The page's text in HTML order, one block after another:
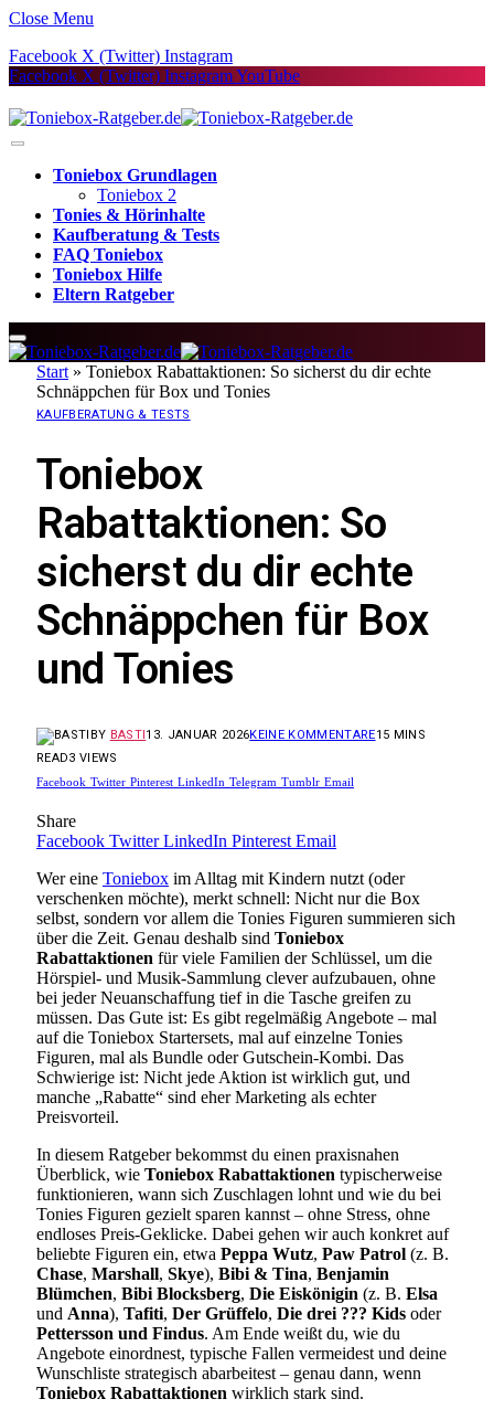
Close Menu
Facebook X (Twitter) Instagram
Facebook X (Twitter) InstagramYouTube
Toniebox Grundlagen
Toniebox 2
Tonies & Hörinhalte
Kaufberatung & Tests
FAQ Toniebox
Toniebox Hilfe
Eltern Ratgeber
Start » Toniebox Rabattaktionen: So sicherst du dir echte
Schnäppchen für Box und Tonies
KAUFBERATUNG & TESTS
Toniebox
Rabattaktionen: So
sicherst du dir echte
Schnäppchen für Box
und Tonies
BY BASTI13. JANUAR 2026KEINE KOMMENTARE15 MINS
READ3 VIEWS
Facebook Twitter Pinterest LinkedIn Telegram Tumblr Email
Share
Facebook Twitter LinkedIn Pinterest Email
Wer eine Toniebox im Alltag mit Kindern nutzt (oder
verschenken möchte), merkt schnell: Nicht nur die Box
selbst, sondern vor allem die Tonies Figuren summieren sich
über die Zeit. Genau deshalb sind Toniebox
Rabattaktionen für viele Familien der Schlüssel, um die
Hörspiel- und Musik-Sammlung clever aufzubauen, ohne
bei jeder Neuanschaffung tief in die Tasche greifen zu
müssen. Das Gute ist: Es gibt regelmäßig Angebote – mal
auf die Toniebox Startersets, mal auf einzelne Tonies
Figuren, mal als Bundle oder Gutschein-Kombi. Das
Schwierige ist: Nicht jede Aktion ist wirklich gut, und
manche „Rabatte“ sind eher Marketing als echter
Preisvorteil.
In diesem Ratgeber bekommst du einen praxisnahen
Überblick, wie Toniebox Rabattaktionen typischerweise
funktionieren, wann sich Zuschlagen lohnt und wie du bei
Tonies Figuren gezielt sparen kannst – ohne Stress, ohne
endloses Preis-Geklicke. Dabei gehen wir auch konkret auf
beliebte Figuren ein, etwa Peppa Wutz, Paw Patrol (z. B.
Chase, Marshall, Skye), Bibi & Tina, Benjamin
Blümchen, Bibi Blocksberg, Die Eiskönigin (z. B. Elsa
und Anna), Tafiti, Der Grüffelo, Die drei ??? Kids oder
Pettersson und Findus. Am Ende weißt du, wie du
Angebote einordnest, typische Fallen vermeidest und deine
Wunschliste strategisch abarbeitest – genau dann, wenn
Toniebox Rabattaktionen wirklich stark sind.